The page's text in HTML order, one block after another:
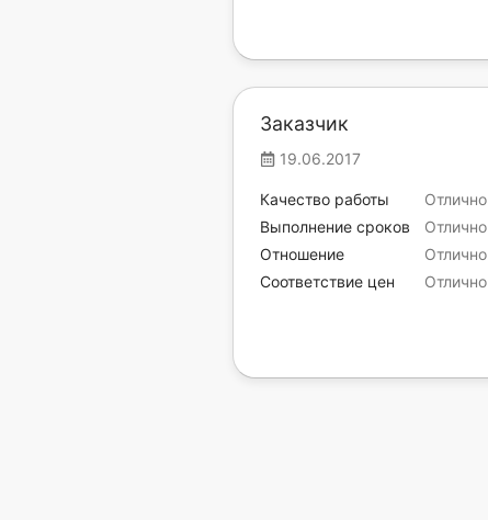
Заказчик
19.06.2017
Отлично
Качество работы
Отлично
Выполнение сроков
Отлично
Отношение
Отлично
Соответствие цен